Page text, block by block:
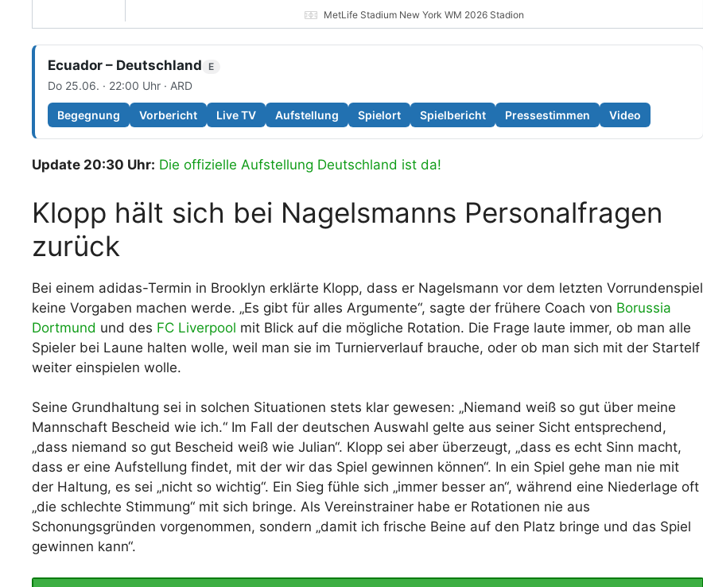
MetLife Stadium New York WM 2026 Stadion
Ecuador – Deutschland E
Do 25.06. · 22:00 Uhr · ARD
Begegnung Vorbericht Live TV Aufstellung Spielort Spielbericht Pressestimmen Video
Update 20:30 Uhr: Die offizielle Aufstellung Deutschland ist da!
Klopp hält sich bei Nagelsmanns Personalfragen
zurück
Bei einem adidas-Termin in Brooklyn erklärte Klopp, dass er Nagelsmann vor dem letzten Vorrundenspiel
keine Vorgaben machen werde. „Es gibt für alles Argumente“, sagte der frühere Coach von Borussia
Dortmund und des FC Liverpool mit Blick auf die mögliche Rotation. Die Frage laute immer, ob man alle
Spieler bei Laune halten wolle, weil man sie im Turnierverlauf brauche, oder ob man sich mit der Startelf
weiter einspielen wolle.
Seine Grundhaltung sei in solchen Situationen stets klar gewesen: „Niemand weiß so gut über meine
Mannschaft Bescheid wie ich.“ Im Fall der deutschen Auswahl gelte aus seiner Sicht entsprechend,
„dass niemand so gut Bescheid weiß wie Julian“. Klopp sei aber überzeugt, „dass es echt Sinn macht,
dass er eine Aufstellung findet, mit der wir das Spiel gewinnen können“. In ein Spiel gehe man nie mit
der Haltung, es sei „nicht so wichtig“. Ein Sieg fühle sich „immer besser an“, während eine Niederlage oft
„die schlechte Stimmung“ mit sich bringe. Als Vereinstrainer habe er Rotationen nie aus
Schonungsgründen vorgenommen, sondern „damit ich frische Beine auf den Platz bringe und das Spiel
gewinnen kann“.